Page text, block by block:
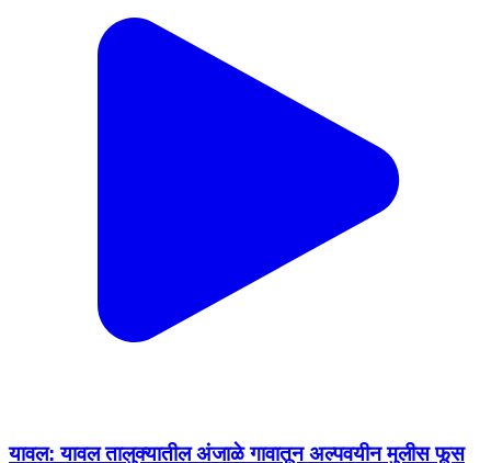
यावल: यावल तालुक्यातील अंजाळे गावातून अल्पवयीन मुलीस फूस